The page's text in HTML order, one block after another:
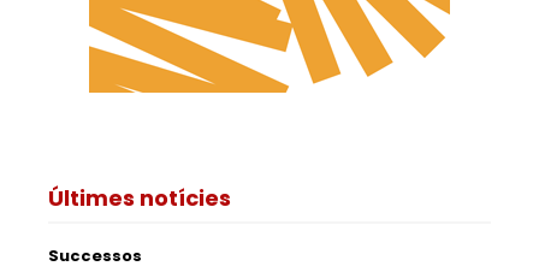
Últimes notícies
Successos